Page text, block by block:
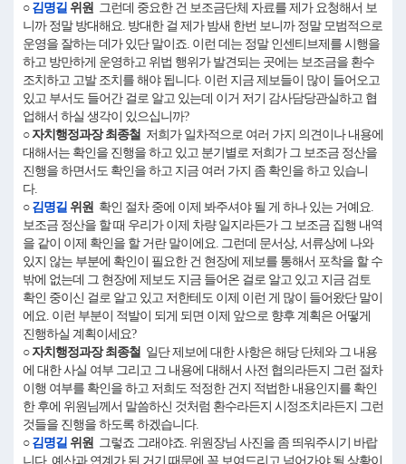
○ 김명길 위원 그런데 중요한 건 보조금단체 자료를 제가 요청해서 보
니까 정말 방대해요. 방대한 걸 제가 밤새 한번 보니까 정말 모범적으로
운영을 잘하는 데가 있단 말이죠. 이런 데는 정말 인센티브제를 시행을
하고 방만하게 운영하고 위법 행위가 발견되는 곳에는 보조금을 환수
조치하고 고발 조치를 해야 됩니다. 이런 지금 제보들이 많이 들어오고
있고 부서도 들어간 걸로 알고 있는데 이거 저기 감사담당관실하고 협
업해서 하실 생각이 있으십니까?
○ 자치행정과장 최종철 저희가 일차적으로 여러 가지 의견이나 내용에
대해서는 확인을 진행을 하고 있고 분기별로 저희가 그 보조금 정산을
진행을 하면서도 확인을 하고 지금 여러 가지 좀 확인을 하고 있습니
다.
○ 김명길 위원 확인 절차 중에 이제 봐주셔야 될 게 하나 있는 거예요.
보조금 정산을 할 때 우리가 이제 차량 일지라든가 그 보조금 집행 내역
을 같이 이제 확인을 할 거란 말이에요. 그런데 문서상, 서류상에 나와
있지 않는 부분에 확인이 필요한 건 현장에 제보를 통해서 포착을 할 수
밖에 없는데 그 현장에 제보도 지금 들어온 걸로 알고 있고 지금 검토
확인 중이신 걸로 알고 있고 저한테도 이제 이런 게 많이 들어왔단 말이
에요. 이런 부분이 적발이 되게 되면 이제 앞으로 향후 계획은 어떻게
진행하실 계획이세요?
○ 자치행정과장 최종철 일단 제보에 대한 사항은 해당 단체와 그 내용
에 대한 사실 여부 그리고 그 내용에 대해서 사전 협의라든지 그런 절차
이행 여부를 확인을 하고 저희도 적정한 건지 적법한 내용인지를 확인
한 후에 위원님께서 말씀하신 것처럼 환수라든지 시정조치라든지 그런
것들을 진행을 하도록 하겠습니다.
○ 김명길 위원 그렇죠 그래야죠. 위원장님 사진을 좀 띄워주시기 바랍
니다. 예산과 연계가 된 거기 때문에 꼭 보여드리고 넘어가야 될 상황이